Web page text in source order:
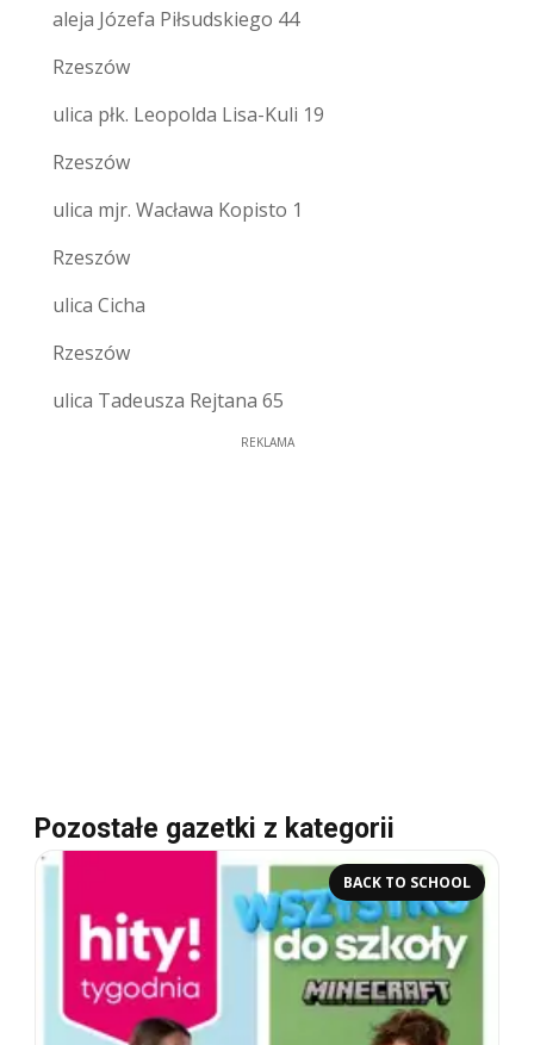
aleja Józefa Piłsudskiego 44
Rzeszów
ulica płk. Leopolda Lisa-Kuli 19
Rzeszów
ulica mjr. Wacława Kopisto 1
Rzeszów
ulica Cicha
Rzeszów
ulica Tadeusza Rejtana 65
REKLAMA
Pozostałe gazetki z kategorii
BACK TO SCHOOL